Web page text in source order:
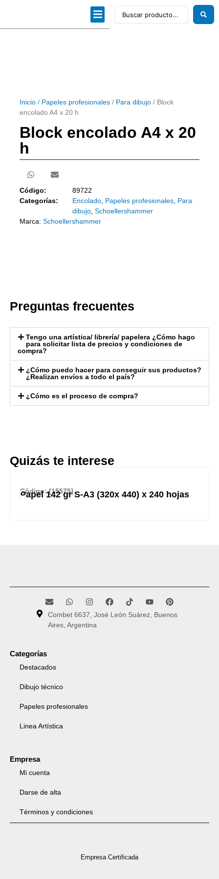
Inicio / Papeles profesionales / Para dibujo / Block
encolado A4 x 20 h
Block encolado A4 x 20
h
Código:
89722
Categorías:
Encolado Papeles profesionales Para
dibujo Schoellershammer
Marca: Schoellershammer
Preguntas frecuentes
Tengo una artística/ librería/ papelera ¿Cómo hago
para solicitar lista de precios y condiciones de
compra?
¿Cómo puedo hacer para conseguir sus productos?
¿Realizan envíos a todo el país?
¿Cómo es el proceso de compra?
Quizás te interese
Código: [15575]
Papel 142 gr S-A3 (320x 440) x 240 hojas
Combet 6637, José León Suárez, Buenos
Aires, Argentina
Categorías
Destacados
Dibujo técnico
Papeles profesionales
Linea Artística
Empresa
Mi cuenta
Darse de alta
Términos y condiciones
Empresa Certificada